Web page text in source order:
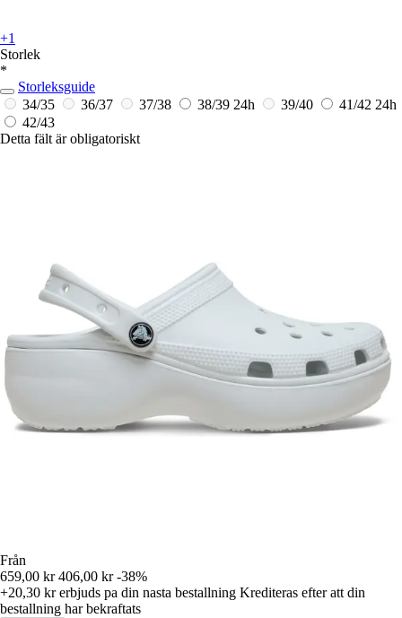
+1
Storlek
*
Storleksguide
34/35
36/37 37/38 38/39 24h 39/40 41/42 24h
42/43
Detta fält är obligatoriskt
Från
659,00 kr 406,00 kr -38%
+20,30 krerbjuds pa din nasta bestallning Krediteras efter att din
bestallning har bekraftats